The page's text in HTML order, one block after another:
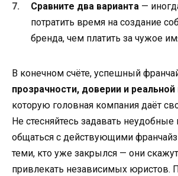
Сравните два варианта —
потратить время на создание
бренда, чем платить за чужое
В конечном счёте, успешный
прозрачности, доверии и
которую головная компания даёт
Не стесняйтесь задавать
общаться с действующими
теми, кто уже закрылся — они
привлекать независимых юристов.